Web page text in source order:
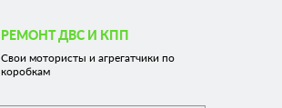
РЕМОНТ ДВС И КПП
Свои мотористы и агрегатчики по
коробкам